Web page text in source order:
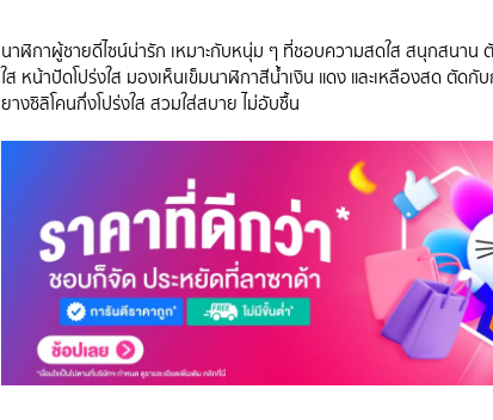
นาฬิกาผู้ชายดีไซน์น่ารัก เหมาะกับหนุ่ม ๆ ที่ชอบความสดใส สนุกสนาน
ใส หน้าปัดโปร่งใส มองเห็นเข็มนาฬิกาสีน้ำเงิน แดง และเหลืองสด ตัดกั
ยางซิลิโคนกึ่งโปร่งใส สวมใส่สบาย ไม่อับชื้น